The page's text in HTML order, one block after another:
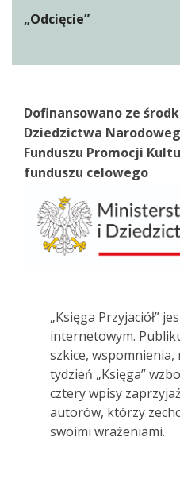
„Odcięcie”
Dofinansowano ze
Dziedzictwa
Funduszu Promocji
funduszu celowego
„Księga Przyjaciół”
internetowym.
szkice, wspomnienia,
tydzień „Księga”
cztery wpisy
autorów, którzy
swoimi wrażeniami.